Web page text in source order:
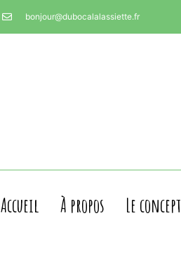
bonjour@dubocalalassiette.fr
Accueil À propos Le concept